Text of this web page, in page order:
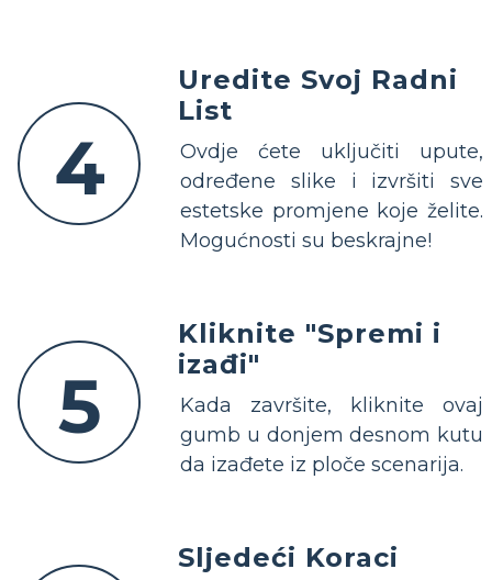
4
Uredite Svoj Radni
List
Ovdje ćete uključiti upute,
određene slike i izvršiti sve
estetske promjene koje želite.
Mogućnosti su beskrajne!
5
Kliknite "Spremi i
izađi"
Kada završite, kliknite ovaj
gumb u donjem desnom kutu
da izađete iz ploče scenarija.
Sljedeći Koraci